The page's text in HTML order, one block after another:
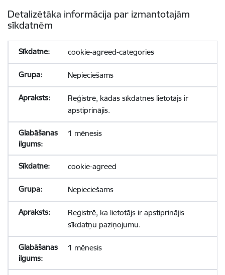
Detalizētāka informācija par izmantotajām
sīkdatnēm
cookie-agreed-categories
Nepieciešams
Reģistrē, kādas sīkdatnes lietotājs ir
apstiprinājis.
1 mēnesis
cookie-agreed
Nepieciešams
Reģistrē, ka lietotājs ir apstiprinājis
sīkdatņu paziņojumu.
1 mēnesis